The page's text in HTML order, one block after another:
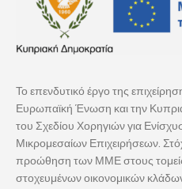
Το επενδυτικό έργο της
Ευρωπαϊκή Ένωση και την
του Σχεδίου Χορηγιών για
Μικρομεσαίων Επιχειρήσεων.
προώθηση των ΜΜΕ στους
στοχευμένων οικονομικών